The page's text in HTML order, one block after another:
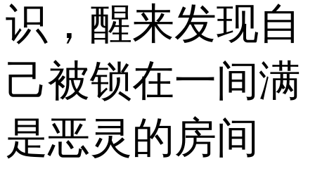
识，醒来发现自
己被锁在一间满
是恶灵的房间